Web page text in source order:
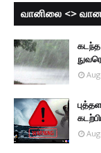
வானிலை <>